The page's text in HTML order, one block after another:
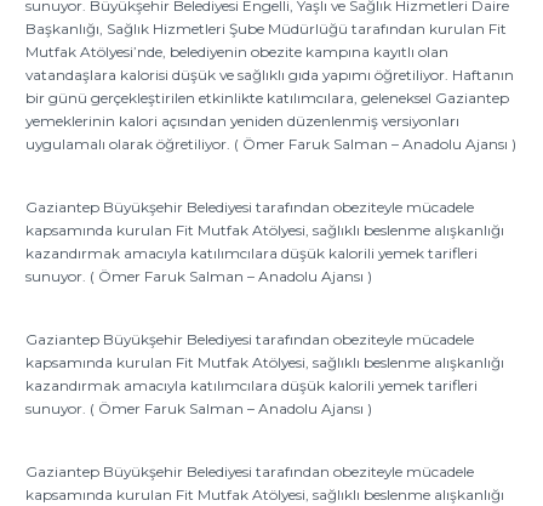
sunuyor. Büyükşehir Belediyesi Engelli, Yaşlı ve Sağlık Hizmetleri Daire
Başkanlığı, Sağlık Hizmetleri Şube Müdürlüğü tarafından kurulan Fit
Mutfak Atölyesi’nde, belediyenin obezite kampına kayıtlı olan
vatandaşlara kalorisi düşük ve sağlıklı gıda yapımı öğretiliyor. Haftanın
bir günü gerçekleştirilen etkinlikte katılımcılara, geleneksel Gaziantep
yemeklerinin kalori açısından yeniden düzenlenmiş versiyonları
uygulamalı olarak öğretiliyor. ( Ömer Faruk Salman – Anadolu Ajansı )
Gaziantep Büyükşehir Belediyesi tarafından obeziteyle mücadele
kapsamında kurulan Fit Mutfak Atölyesi, sağlıklı beslenme alışkanlığı
kazandırmak amacıyla katılımcılara düşük kalorili yemek tarifleri
sunuyor. ( Ömer Faruk Salman – Anadolu Ajansı )
Gaziantep Büyükşehir Belediyesi tarafından obeziteyle mücadele
kapsamında kurulan Fit Mutfak Atölyesi, sağlıklı beslenme alışkanlığı
kazandırmak amacıyla katılımcılara düşük kalorili yemek tarifleri
sunuyor. ( Ömer Faruk Salman – Anadolu Ajansı )
Gaziantep Büyükşehir Belediyesi tarafından obeziteyle mücadele
kapsamında kurulan Fit Mutfak Atölyesi, sağlıklı beslenme alışkanlığı